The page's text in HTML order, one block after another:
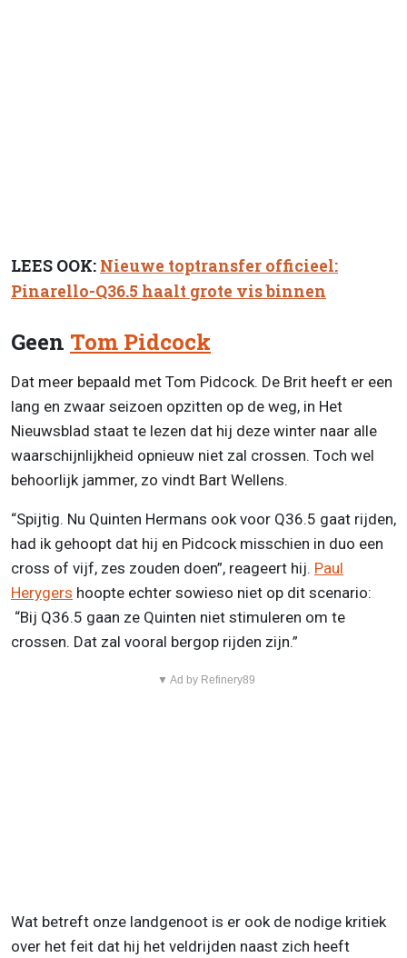
LEES OOK: Nieuwe toptransfer officieel:
Pinarello-Q36.5 haalt grote vis binnen
Geen Tom Pidcock
Dat meer bepaald met Tom Pidcock. De Brit heeft er een
lang en zwaar seizoen opzitten op de weg, in Het
Nieuwsblad staat te lezen dat hij deze winter naar alle
waarschijnlijkheid opnieuw niet zal crossen. Toch wel
behoorlijk jammer, zo vindt Bart Wellens.
“Spijtig. Nu Quinten Hermans ook voor Q36.5 gaat rijden,
had ik gehoopt dat hij en Pidcock misschien in duo een
cross of vijf, zes zouden doen”, reageert hij. Paul
Herygers hoopte echter sowieso niet op dit scenario:
“Bij Q36.5 gaan ze Quinten niet stimuleren om te
crossen. Dat zal vooral bergop rijden zijn.”
▼ Ad by Refinery89
Wat betreft onze landgenoot is er ook de nodige kritiek
over het feit dat hij het veldrijden naast zich heeft